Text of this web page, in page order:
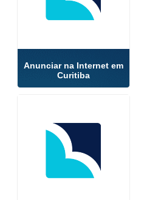
Anunciar na Internet em
Curitiba